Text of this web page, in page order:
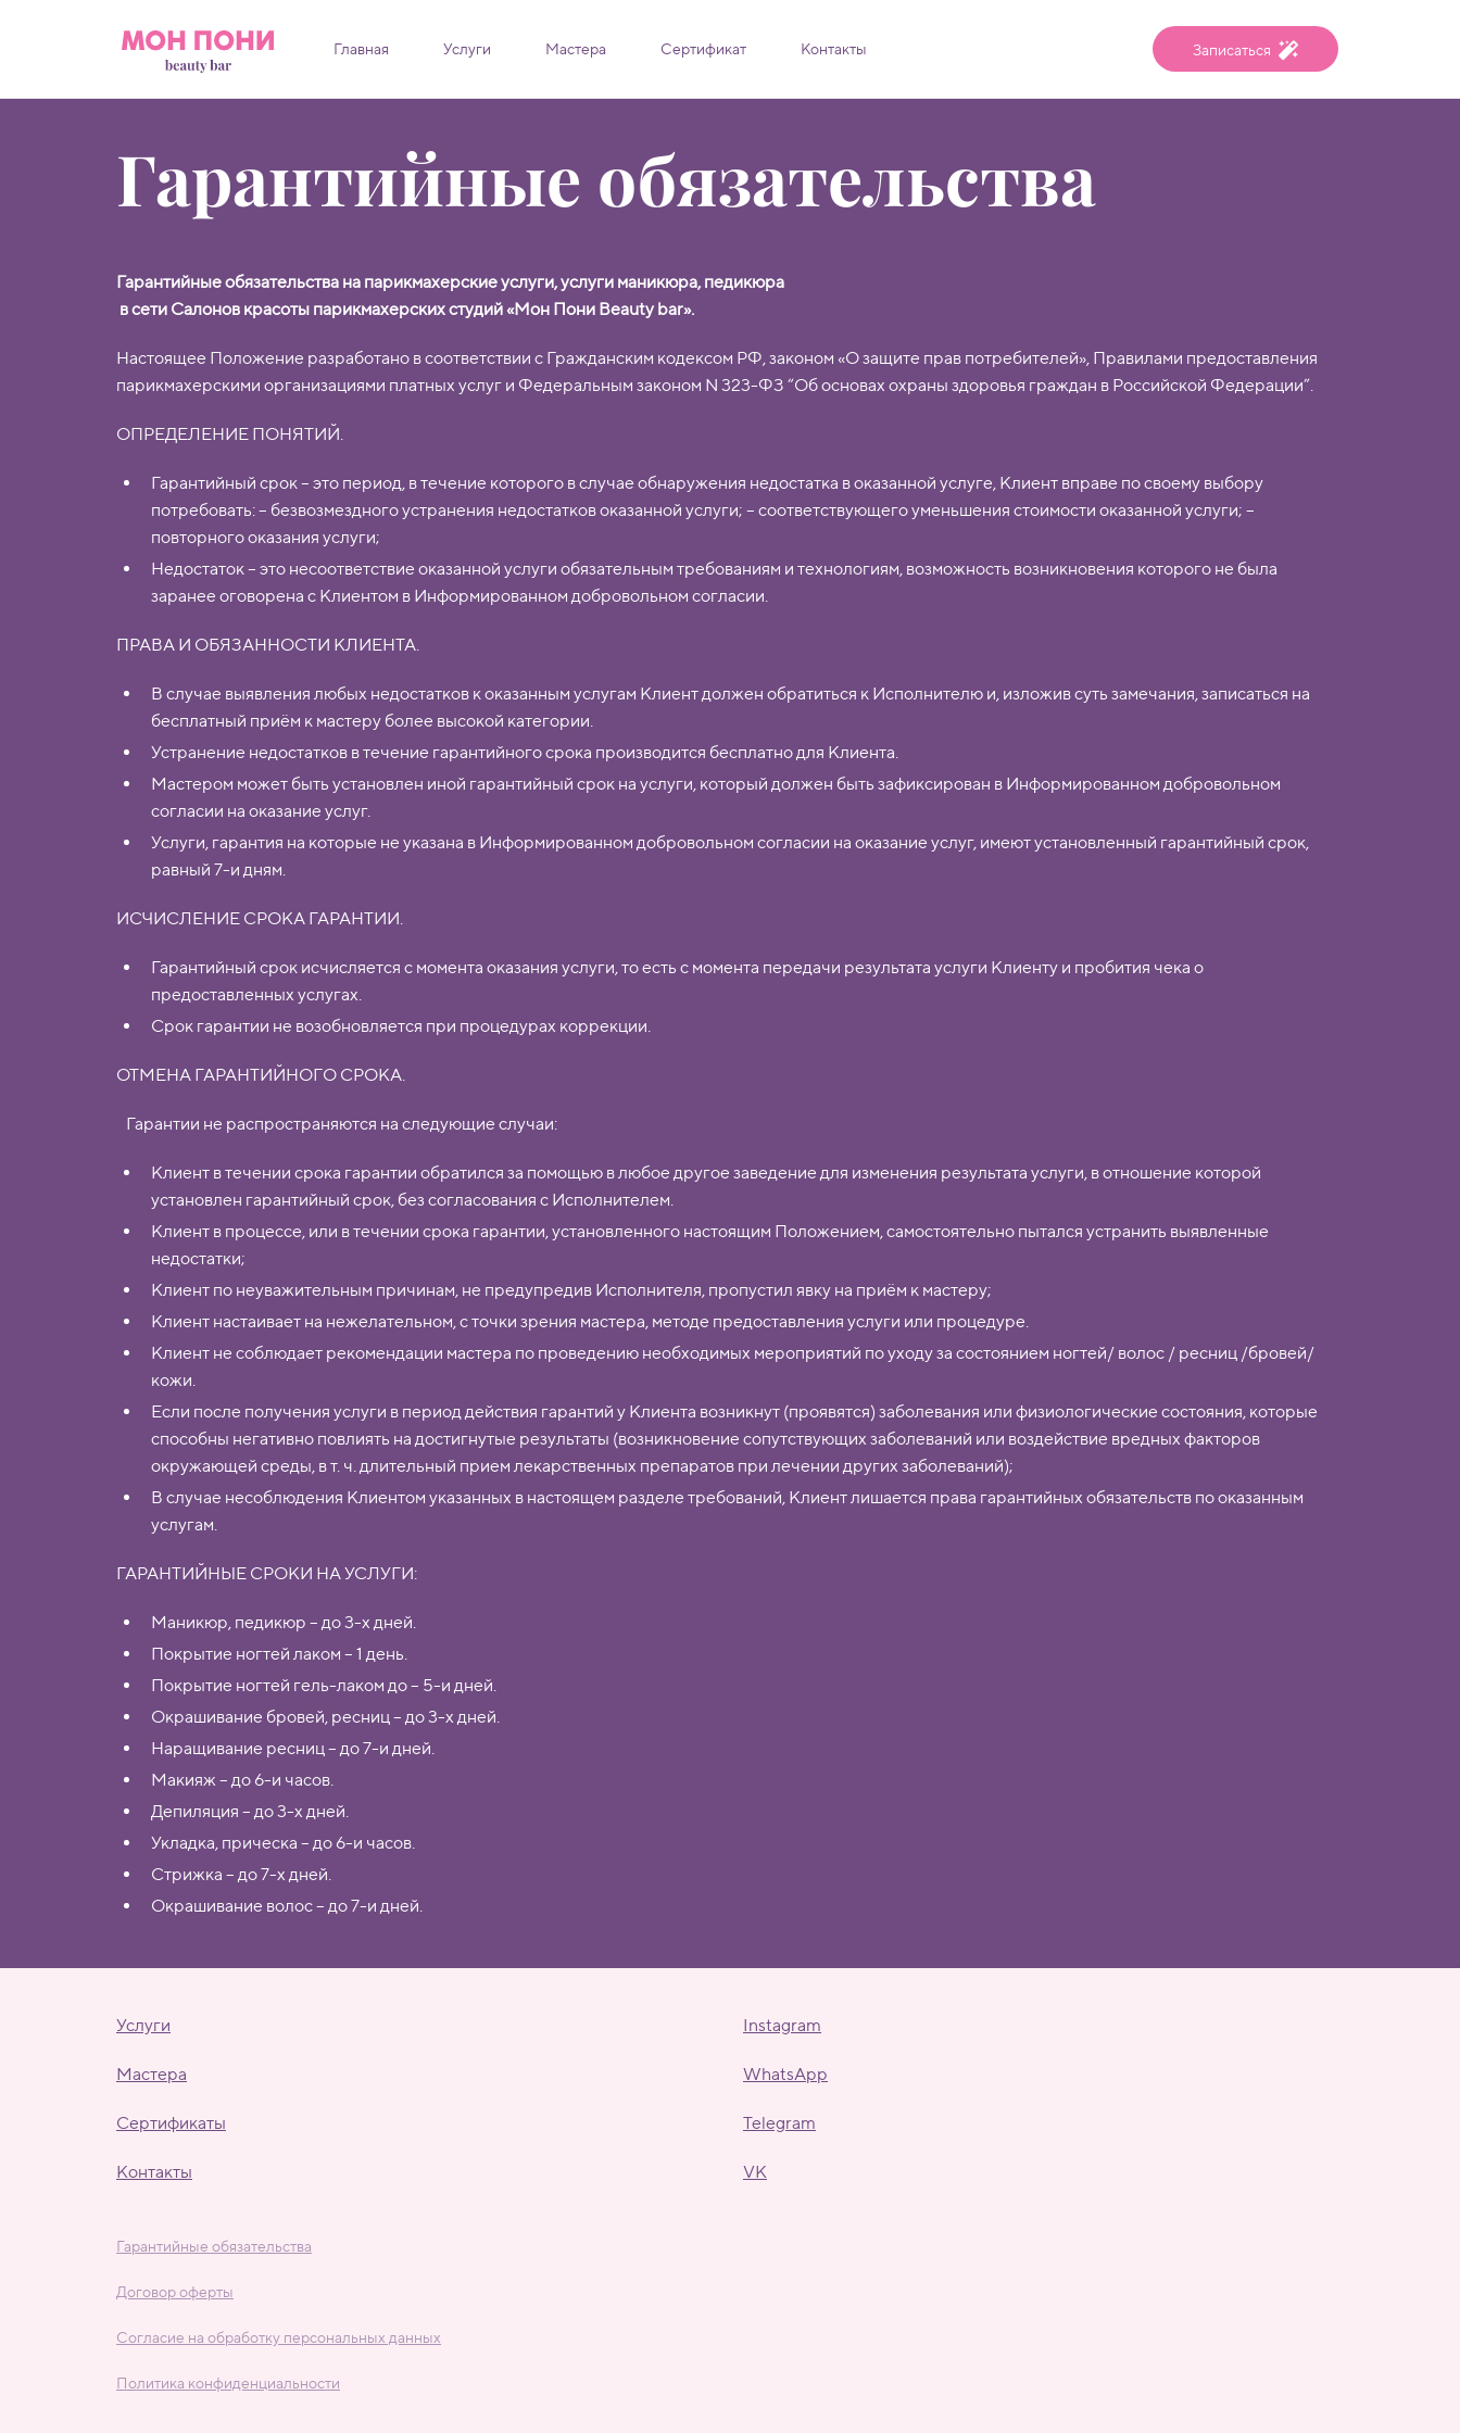
Главная Услуги Мастера Сертификат Контакты Записаться
Гарантийные обязательства
Гарантийные обязательства на парикмахерские услуги, услуги маникюра, педикюра
в сети Салонов красоты парикмахерских студий «Мон Пони Beauty bar».
Настоящее Положение разработано в соответствии с Гражданским кодексом РФ, законом «О защите прав потребителей», Правилами предоставления
парикмахерскими организациями платных услуг и Федеральным законом N 323-ФЗ “Об основах охраны здоровья граждан в Российской Федерации”.
ОПРЕДЕЛЕНИЕ ПОНЯТИЙ.
Гарантийный срок – это период, в течение которого в случае обнаружения недостатка в оказанной услуге, Клиент вправе по своему выбору
потребовать: – безвозмездного устранения недостатков оказанной услуги; – соответствующего уменьшения стоимости оказанной услуги; –
повторного оказания услуги;
Недостаток – это несоответствие оказанной услуги обязательным требованиям и технологиям, возможность возникновения которого не была
заранее оговорена с Клиентом в Информированном добровольном согласии.
ПРАВА И ОБЯЗАННОСТИ КЛИЕНТА.
В случае выявления любых недостатков к оказанным услугам Клиент должен обратиться к Исполнителю и, изложив суть замечания, записаться на
бесплатный приём к мастеру более высокой категории.
Устранение недостатков в течение гарантийного срока производится бесплатно для Клиента.
Мастером может быть установлен иной гарантийный срок на услуги, который должен быть зафиксирован в Информированном добровольном
согласии на оказание услуг.
Услуги, гарантия на которые не указана в Информированном добровольном согласии на оказание услуг, имеют установленный гарантийный срок,
равный 7-и дням.
ИСЧИСЛЕНИЕ СРОКА ГАРАНТИИ.
Гарантийный срок исчисляется с момента оказания услуги, то есть с момента передачи результата услуги Клиенту и пробития чека о
предоставленных услугах.
Срок гарантии не возобновляется при процедурах коррекции.
ОТМЕНА ГАРАНТИЙНОГО СРОКА.
Гарантии не распространяются на следующие случаи:
Клиент в течении срока гарантии обратился за помощью в любое другое заведение для изменения результата услуги, в отношение которой
установлен гарантийный срок, без согласования с Исполнителем.
Клиент в процессе, или в течении срока гарантии, установленного настоящим Положением, самостоятельно пытался устранить выявленные
недостатки;
Клиент по неуважительным причинам, не предупредив Исполнителя, пропустил явку на приём к мастеру;
Клиент настаивает на нежелательном, с точки зрения мастера, методе предоставления услуги или процедуре.
Клиент не соблюдает рекомендации мастера по проведению необходимых мероприятий по уходу за состоянием ногтей/ волос / ресниц /бровей/
кожи.
Если после получения услуги в период действия гарантий у Клиента возникнут (проявятся) заболевания или физиологические состояния, которые
способны негативно повлиять на достигнутые результаты (возникновение сопутствующих заболеваний или воздействие вредных факторов
окружающей среды, в т. ч. длительный прием лекарственных препаратов при лечении других заболеваний);
В случае несоблюдения Клиентом указанных в настоящем разделе требований, Клиент лишается права гарантийных обязательств по оказанным
услугам.
ГАРАНТИЙНЫЕ СРОКИ НА УСЛУГИ:
Маникюр, педикюр – до 3-х дней.
Покрытие ногтей лаком – 1 день.
Покрытие ногтей гель-лаком до – 5-и дней.
Окрашивание бровей, ресниц – до 3-х дней.
Наращивание ресниц – до 7-и дней.
Макияж – до 6-и часов.
Депиляция – до 3-х дней.
Укладка, прическа – до 6-и часов.
Стрижка – до 7-х дней.
Окрашивание волос – до 7-и дней.
Услуги
Мастера
Сертификаты
Контакты
Instagram
WhatsApp
Telegram
VK
Гарантийные обязательства
Договор оферты
Согласие на обработку персональных данных
Политика конфиденциальности